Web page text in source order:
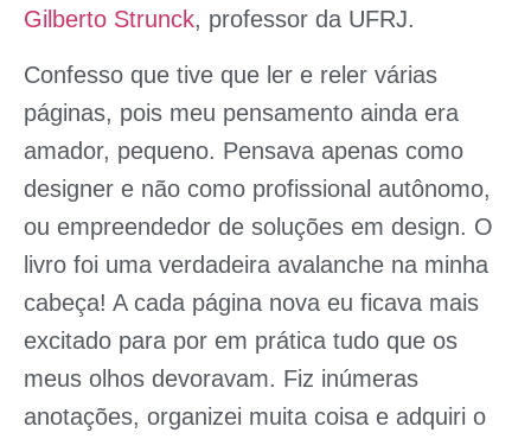
Gilberto Strunck, professor da UFRJ.
Confesso que tive que ler e reler várias
páginas, pois meu pensamento ainda era
amador, pequeno. Pensava apenas como
designer e não como profissional autônomo,
ou empreendedor de soluções em design. O
livro foi uma verdadeira avalanche na minha
cabeça! A cada página nova eu ficava mais
excitado para por em prática tudo que os
meus olhos devoravam. Fiz inúmeras
anotações, organizei muita coisa e adquiri o